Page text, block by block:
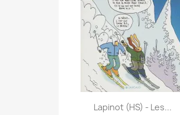
Lapinot (HS) - Les...